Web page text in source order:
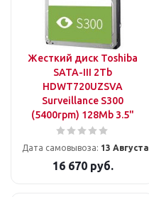
Жесткий диск Toshiba
SATA-III 2Tb
HDWT720UZSVA
Surveillance S300
(5400rpm) 128Mb 3.5"
Дата самовывоза: 13 Августа
16 670руб.